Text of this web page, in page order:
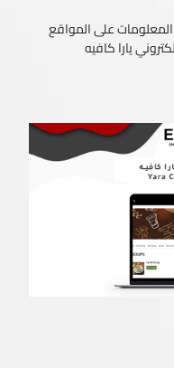
على المواقع
يارا كافيه